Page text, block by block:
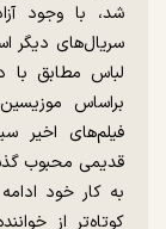
شد، با وجود
سریال‌های دیگر
براساس
فیلم‌های اخیر
قدیمی محبوب
به کار خود
کوتاه‌تر از